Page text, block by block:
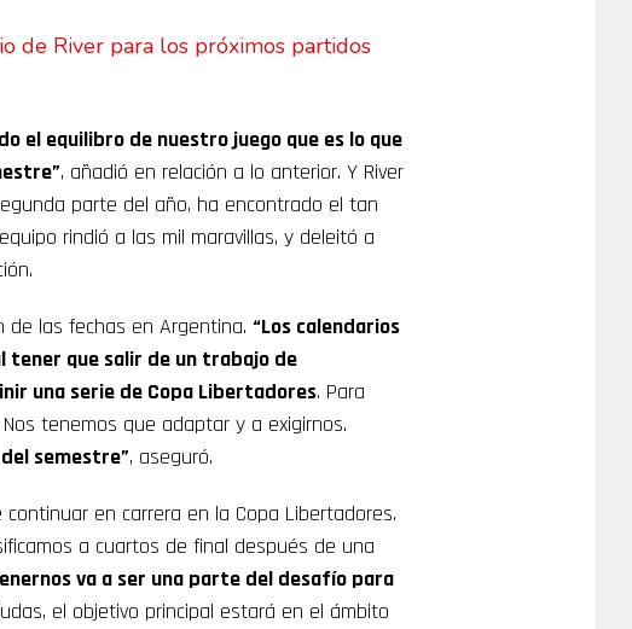
de River para los próximos partidos
el equilibro de nuestro juego que es lo que
, añadió en relación a lo anterior. Y River
parte del año, ha encontrado el tan
rindió a las mil maravillas, y deleitó a
de las fechas en Argentina. “Los calendarios
tener que salir de un trabajo de
una serie de Copa Libertadores. Para
tenemos que adaptar y a exigirnos.
semestre”, aseguró.
en carrera en la Copa Libertadores.
a cuartos de final después de una
va a ser una parte del desafío para
el objetivo principal estará en el ámbito